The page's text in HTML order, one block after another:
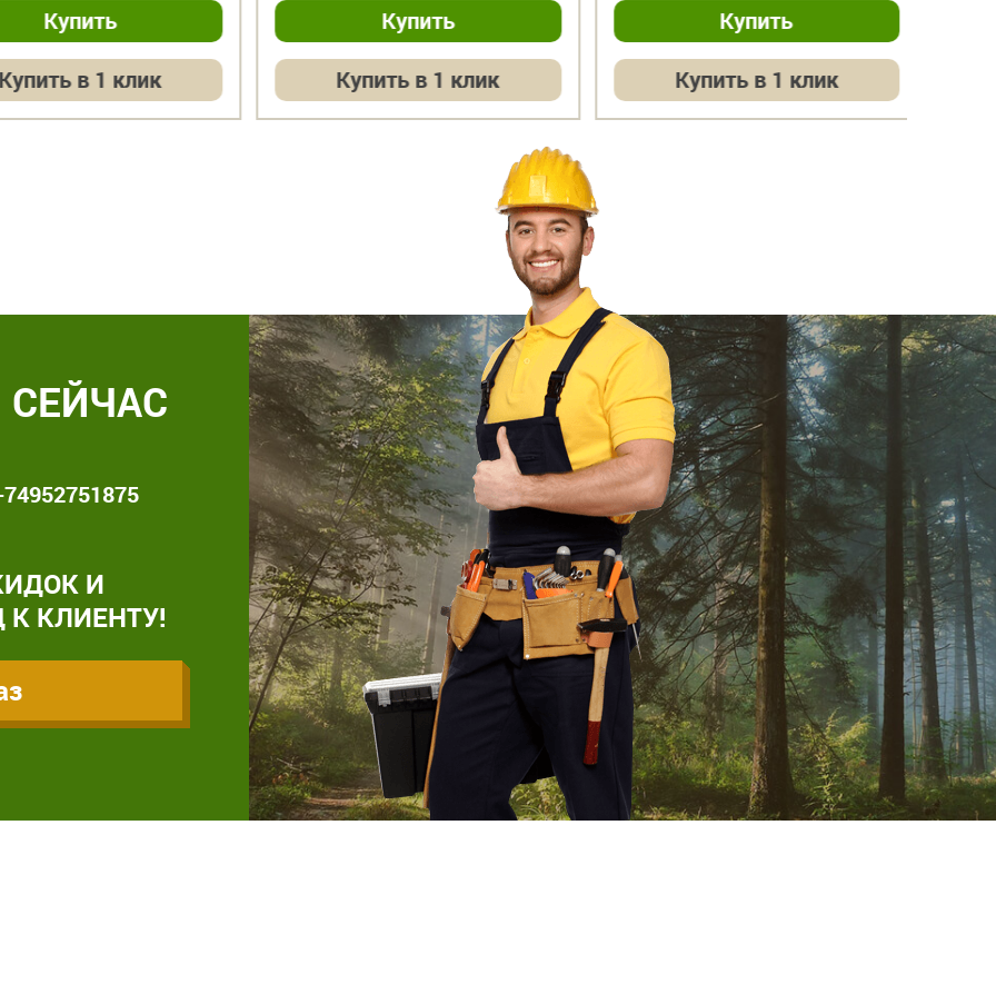
в 1 клик Купить в 1 клик Купить в 1 клик
И
КЛИЕНТУ!